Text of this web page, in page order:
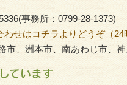
事務所：0799-28-1373)
わせはコチラよりどうぞ（
市、洲本市、南あわじ市、
ています